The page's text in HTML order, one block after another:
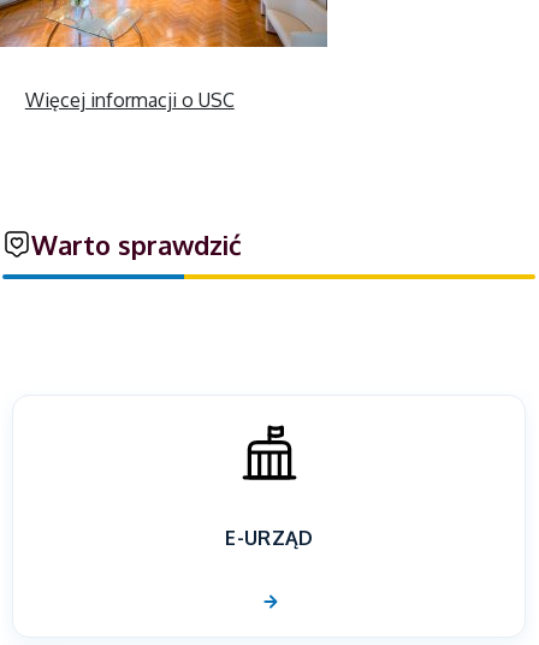
Więcej informacji o USC
Warto sprawdzić
E-URZĄD